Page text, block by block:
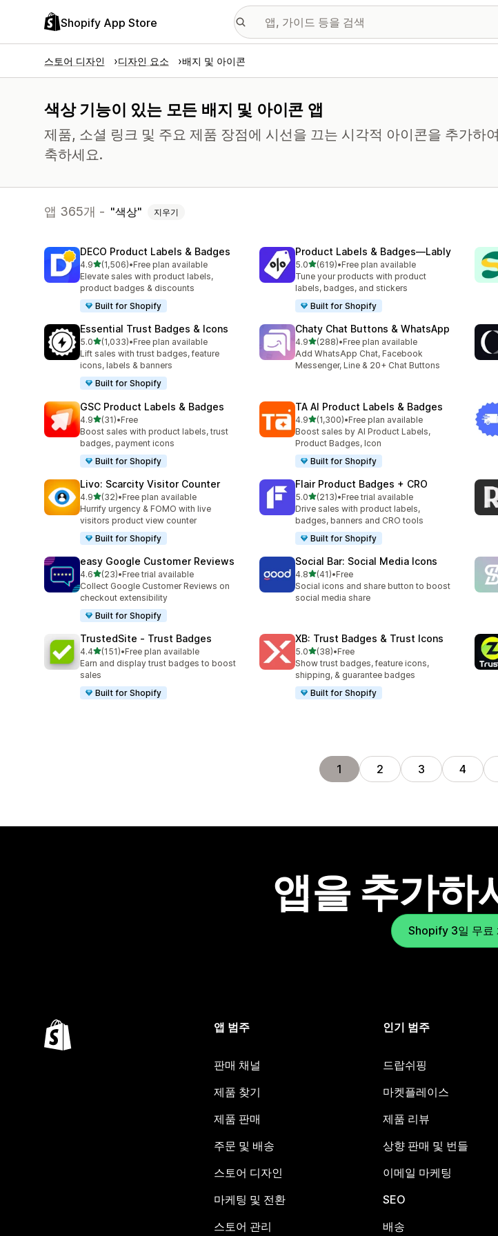
Shopify App Store
스토어 디자인 디자인 요소 배지 및 아이콘
색상 기능이 있는 모든 배지 및 아이콘 앱
제품, 소셜 링크 및 주요 제품 장점에 시선을 끄는 시각적 아이콘을 추가하
축하세요.
앱 365개 - 색상 지우기
DECO Product Labels & Badges
4.9별 5개 중
(1,506)
총 리뷰 1506개
•Free plan available
Elevate sales with product labels,
product badges & discounts
Built for Shopify
Product Labels & Badges—Lably
5.0별 5개 중
(619)
총 리뷰 619개
•Free plan available
Tune your products with product
labels, badges, and stickers
Built for Shopify
Essential Trust Badges & Icons
5.0별 5개 중
(1,033)
총 리뷰 1033개
•Free plan available
Lift sales with trust badges, feature
icons, labels & banners
Built for Shopify
Chaty Chat Buttons & WhatsApp
4.9별 5개 중
(288)
총 리뷰 288개
•Free plan available
Add WhatsApp Chat, Facebook
Messenger, Line & 20+ Chat Buttons
GSC Product Labels & Badges
4.9별 5개 중
(31)
총 리뷰 31개
•Free
Boost sales with product labels, trust
badges, payment icons
Built for Shopify
TA AI Product Labels & Badges
4.9별 5개 중
(1,300)
총 리뷰 1300개
•Free plan available
Boost sales by AI Product Labels,
Product Badges, Icon
Built for Shopify
Livo: Scarcity Visitor Counter
4.9별 5개 중
(32)
총 리뷰 32개
•Free plan available
Hurrify urgency & FOMO with live
visitors product view counter
Built for Shopify
Flair Product Badges + CRO
5.0별 5개 중
(213)
총 리뷰 213개
•Free trial available
Drive sales with product labels,
badges, banners and CRO tools
Built for Shopify
easy Google Customer Reviews
4.6별 5개 중
(23)
총 리뷰 23개
•Free trial available
Collect Google Customer Reviews on
checkout extensibility
Built for Shopify
Social Bar: Social Media Icons
4.8별 5개 중
(41)
총 리뷰 41개
•Free
Social icons and share button to boost
social media share
TrustedSite ‑ Trust Badges
4.4별 5개 중
(151)
총 리뷰 151개
•Free plan available
Earn and display trust badges to boost
sales
Built for Shopify
XB: Trust Badges & Trust Icons
5.0별 5개 중
(38)
총 리뷰 38개
•Free
Show trust badges, feature icons,
shipping, & guarantee badges
Built for Shopify
1 2 3 4
앱을 추가하
Shopify 3일 무료
앱 범주
판매 채널
제품 찾기
제품 판매
주문 및 배송
스토어 디자인
마케팅 및 전환
스토어 관리
인기 범주
드랍쉬핑
마켓플레이스
제품 리뷰
상향 판매 및 번들
이메일 마케팅
SEO
배송